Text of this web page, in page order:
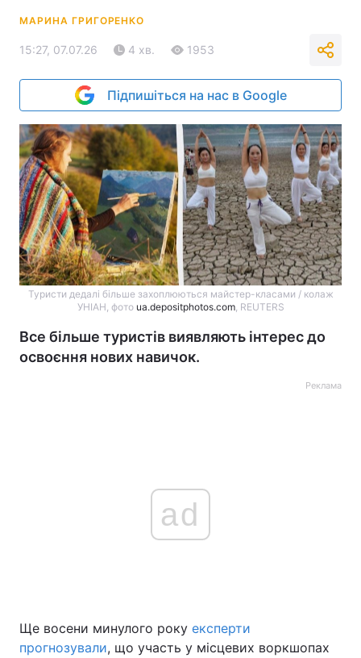
МАРИНА ГРИГОРЕНКО
15:27, 07.07.26 4 хв. 1953
Підпишіться на нас в Google
Туристи дедалі більше захоплюються майстер-класами / колаж
УНІАН, фото ua.depositphotos.com, REUTERS
Все більше туристів виявляють інтерес до
освоєння нових навичок.
Реклама
ad
Ще восени минулого року експерти
прогнозували, що участь у місцевих воркшопах